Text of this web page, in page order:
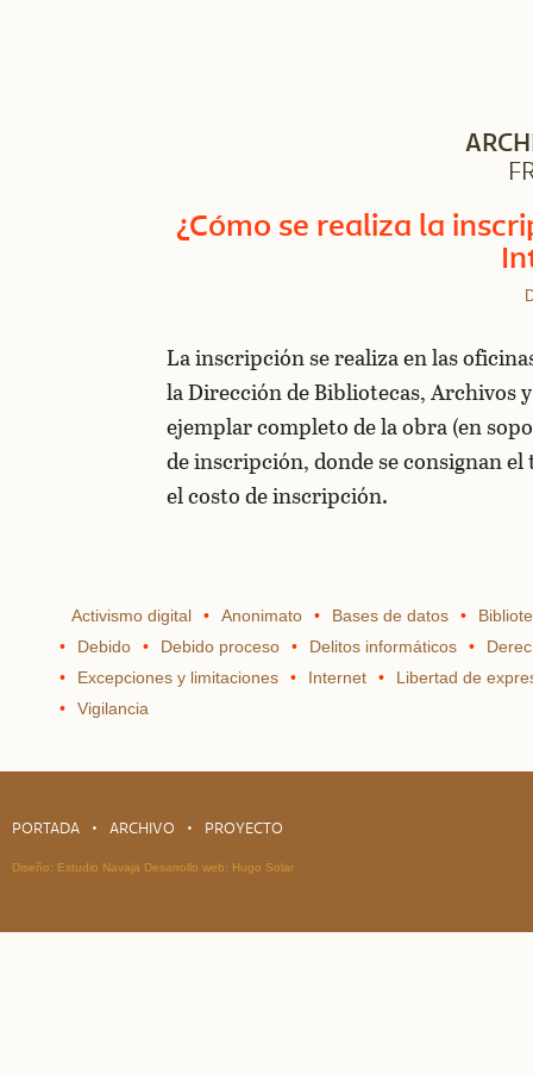
¿Cómo se realiza la
La inscripción se realiza en las
la Dirección de Bibliotecas, Archivos
ejemplar completo de la obra (en
de inscripción, donde se consignan
el costo de inscripción.
Activismo digital Anonimato Bases de datos
Debido
Debido proceso Delitos informáticos
Excepciones y limitaciones
Internet
Libertad de
Vigilancia
PORTADA ARCHIVO PROYECTO
Diseño: Estudio Navaja Desarrollo web: Hugo Solar